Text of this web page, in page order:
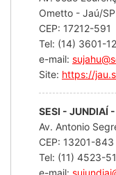
Ometto - Jaú/SP
CEP: 17212-591
Tel: (14) 3601-
e-mail:
Site: https://
SESI - JUNDIAÍ
Av. Antonio
CEP: 13201-843
Tel: (11) 4523-
e-mail: